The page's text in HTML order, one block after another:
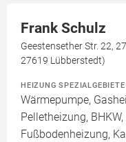
Frank Schulz
Geestensether Str. 22,
27619 Lübberstedt)
HEIZUNG SPEZIALGEBIETE
Wärmepumpe,
Pelletheizung,
Fußbodenheizung,